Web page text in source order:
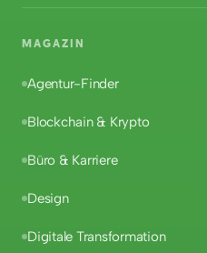
MAGAZIN
Agentur-Finder
Blockchain & Krypto
Büro & Karriere
Design
Digitale Transformation